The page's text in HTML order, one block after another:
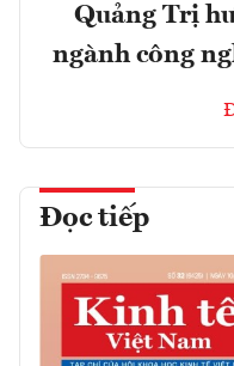
Quảng Trị
ngành công
Đọc tiếp